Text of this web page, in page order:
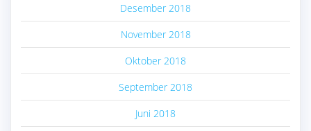
Desember 2018
November 2018
Oktober 2018
September 2018
Juni 2018